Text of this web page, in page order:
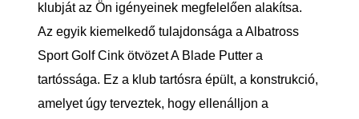
klubját az Ön igényeinek megfelelően alakítsa.
Az egyik kiemelkedő tulajdonsága a Albatross
Sport Golf Cink ötvözet A Blade Putter a
tartóssága. Ez a klub tartósra épült, a konstrukció,
amelyet úgy terveztek, hogy ellenálljon a